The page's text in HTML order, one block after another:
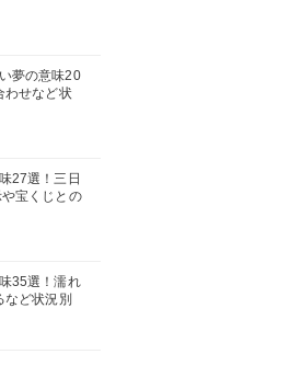
夢の意味20
わせなど状
27選！三日
宝くじとの
35選！濡れ
など状況別